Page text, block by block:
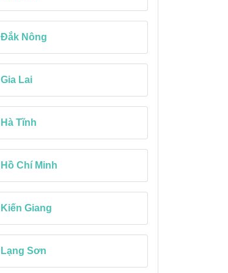
Đắk Nông
Gia Lai
Hà Tĩnh
Hồ Chí Minh
Kiến Giang
Lạng Sơn